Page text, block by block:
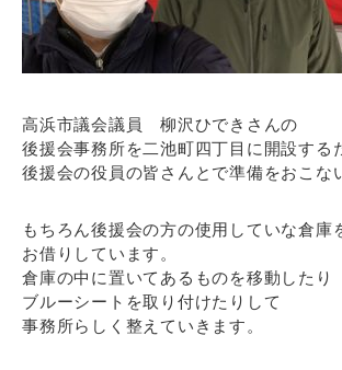
高浜市議会議員 柳沢ひできさんの
後援会事務所を二池町四丁目に開設する
後援会の役員の皆さんとで準備をおこな
もちろん後援会の方の使用していな倉庫
お借りしています。
倉庫の中に置いてあるものを移動したり
ブルーシートを取り付けたりして
事務所らしく整えていきます。